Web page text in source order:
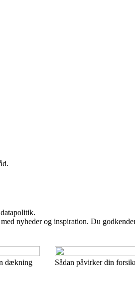
nyheder og inspiration. Du
dækning Sådan påvirker din